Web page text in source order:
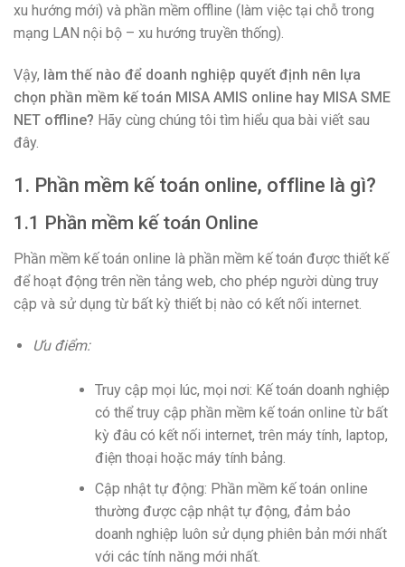
xu hướng mới) và phần mềm offline (làm việc tại chỗ trong
mạng LAN nội bộ – xu hướng truyền thống).
Vậy, làm thế nào để doanh nghiệp quyết định nên lựa
chọn phần mềm kế toán MISA AMIS online hay MISA SME
NET offline? Hãy cùng chúng tôi tìm hiểu qua bài viết sau
đây.
1. Phần mềm kế toán online, offline là gì?
1.1 Phần mềm kế toán Online
Phần mềm kế toán online là phần mềm kế toán được thiết kế
để hoạt động trên nền tảng web, cho phép người dùng truy
cập và sử dụng từ bất kỳ thiết bị nào có kết nối internet.
Ưu điểm:
Truy cập mọi lúc, mọi nơi: Kế toán doanh nghiệp
có thể truy cập phần mềm kế toán online từ bất
kỳ đâu có kết nối internet, trên máy tính, laptop,
điện thoại hoặc máy tính bảng.
Cập nhật tự động: Phần mềm kế toán online
thường được cập nhật tự động, đảm bảo
doanh nghiệp luôn sử dụng phiên bản mới nhất
với các tính năng mới nhất.